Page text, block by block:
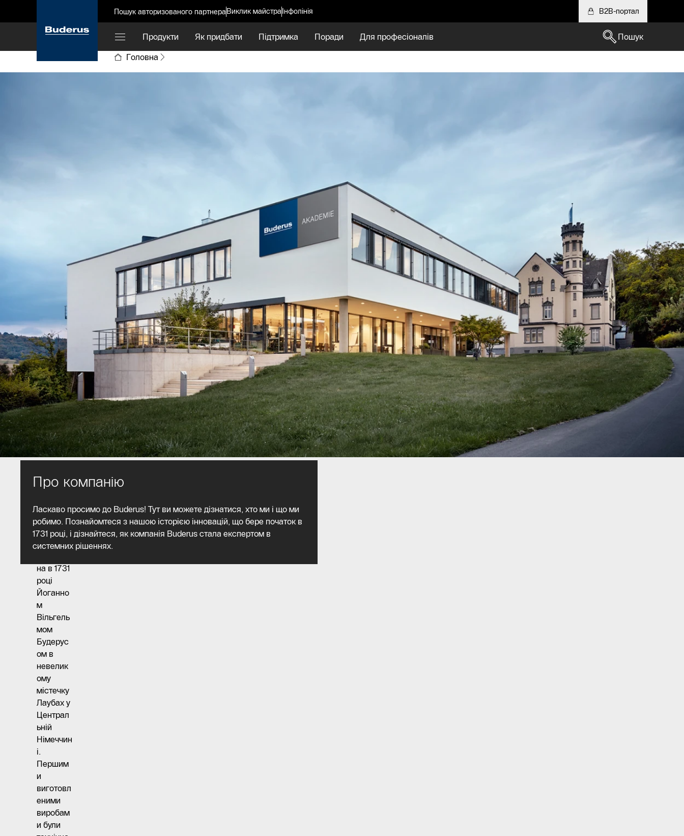
Пошук авторизованого партнераВиклик майстраІнфолінія B2B-портал
Продукти Як придбати Підтримка Поради Для професіоналів
Пошук
Головна
Про компанію
Ласкаво просимо до Buderus! Тут ви можете дізнатися, хто ми і що ми
робимо. Познайомтеся з нашою історією інновацій, що бере початок в
1731 році, і дізнайтеся, як компанія Buderus стала експертом в
системних рішеннях.
Компані
я
Buderus
була
на в 1731
році
Йоганно
м
Вільгель
мом
Будерус
ом в
невелик
ому
містечку
Лаубах у
Централ
ьній
Німеччин
і.
Першим
и
виготовл
еними
виробам
и були